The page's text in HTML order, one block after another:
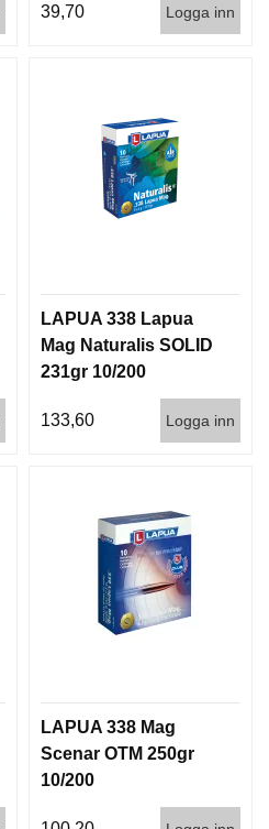
39,70 Logga inn
LAPUA 338 Lapua
Mag Naturalis SOLID
231gr 10/200
133,60 Logga inn
LAPUA 338 Mag
Scenar OTM 250gr
10/200